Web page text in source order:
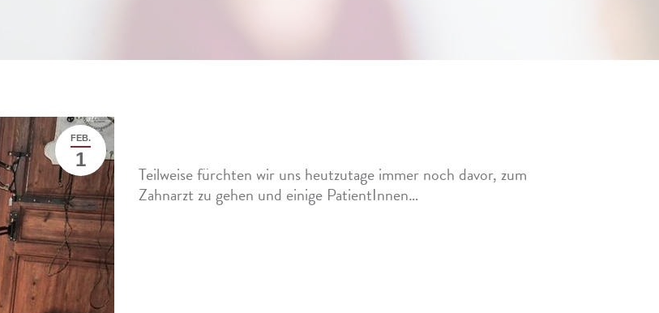
FEB.
1
Teilweise fürchten wir uns heutzutage immer noch davor, zum
Zahnarzt zu gehen und einige PatientInnen…